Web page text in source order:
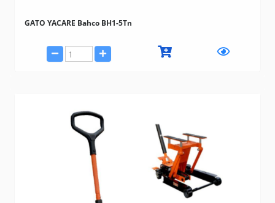
GATO YACARE Bahco BH1-5Tn